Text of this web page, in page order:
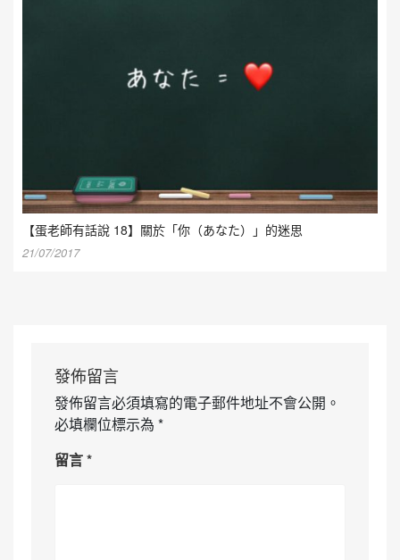
【蛋老師有話說 18】關於「你（あなた）」的迷思
21/07/2017
發佈留言
發佈留言必須填寫的電子郵件地址不會公開。
必填欄位標示為 *
留言*